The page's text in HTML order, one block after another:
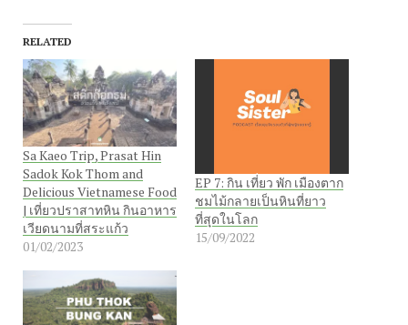
RELATED
Sa Kaeo Trip, Prasat Hin
Sadok Kok Thom and
Delicious Vietnamese Food
| เที่ยวปราสาทหิน กินอาหาร
เวียดนามที่สระแก้ว
01/02/2023
EP 7: กิน เที่ยว พัก เมืองตาก
ชมไม้กลายเป็นหินที่ยาว
ที่สุดในโลก
15/09/2022